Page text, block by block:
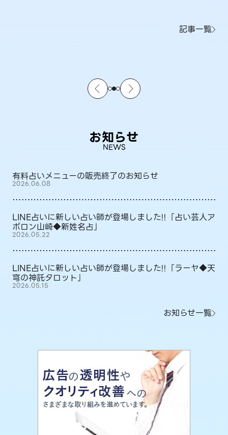
記事一覧
お知らせ
NEWS
有料占いメニューの販売終了のお知らせ
2026.06.08
LINE占いに新しい占い師が登場しました!!「占い芸人ア
ポロン山崎◆新姓名占」
2026.05.22
LINE占いに新しい占い師が登場しました!!「ラーヤ◆天
穹の神託タロット」
2026.05.15
お知らせ一覧